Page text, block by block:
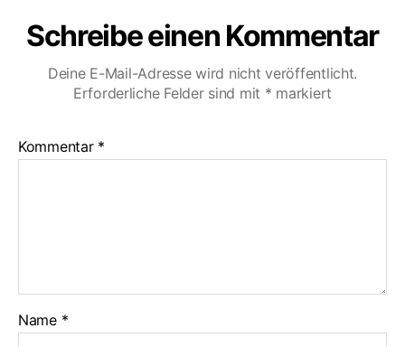
Schreibe einen Kommentar
Deine E-Mail-Adresse wird nicht veröffentlicht.
Erforderliche Felder sind mit * markiert
Kommentar *
Name *